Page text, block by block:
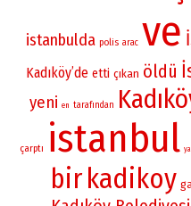
istanbulda polis arac ve
Kadıköy’de etti çıkan öldü
yeni en tarafından
çarptı istanbul
birkadikoy